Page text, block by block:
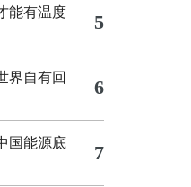
能有温度 5
界自有回
6
国能源底
7